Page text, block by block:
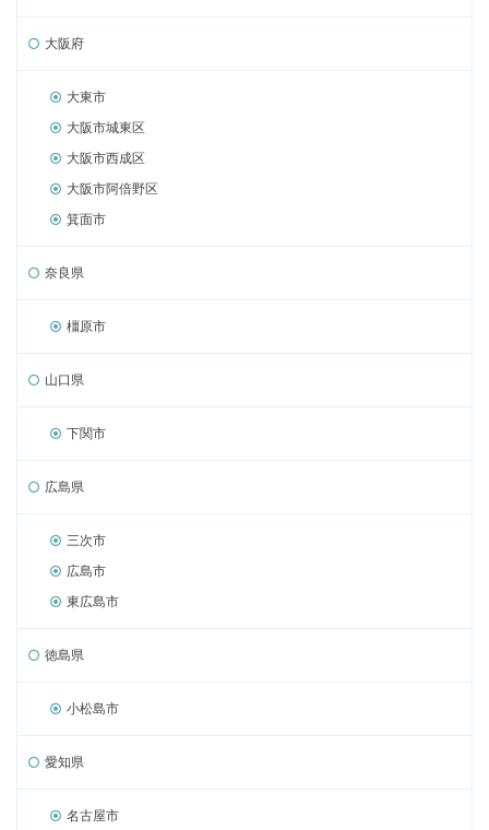
大阪府
大東市
大阪市城東区
大阪市西成区
大阪市阿倍野区
箕面市
奈良県
橿原市
山口県
下関市
広島県
三次市
広島市
東広島市
徳島県
小松島市
愛知県
名古屋市